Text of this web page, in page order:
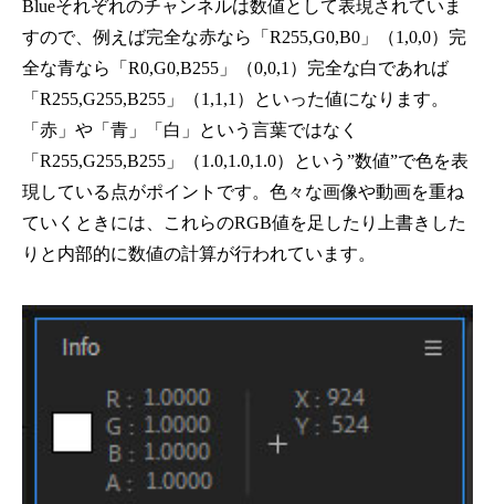
Blueそれぞれのチャンネルは数値として表現されていま
すので、例えば完全な赤なら「R255,G0,B0」（1,0,0）完
全な青なら「R0,G0,B255」（0,0,1）完全な白であれば
「R255,G255,B255」（1,1,1）といった値になります。
「赤」や「青」「白」という言葉ではなく
「R255,G255,B255」（1.0,1.0,1.0）という”数値”で色を表
現している点がポイントです。色々な画像や動画を重ね
ていくときには、これらのRGB値を足したり上書きした
りと内部的に数値の計算が行われています。